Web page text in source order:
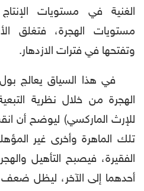
الغنية في مستويات
مستويات الهجرة، فتغلق
وتفتحها في فترات الازدهار.
الهجرة من خلال نظرية
للإرث الماركسي) ليوضح أن
تلك الماهرة وأخرى غير
الفقيرة، فيصبح التأهيل
أحدهما إلى الآخر، ليظل ضعف